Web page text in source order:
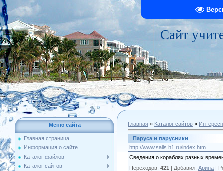
Сайт
Меню сайта
Главная страница
Информация о сайте
Каталог файлов
Каталог сайтов
Главная » Каталог сайтов »
Паруса и парусники
http://www.sails.h1.ru/index.htm
Сведения о кораблях разных
Переходов: 421 | Добавил: Арина |